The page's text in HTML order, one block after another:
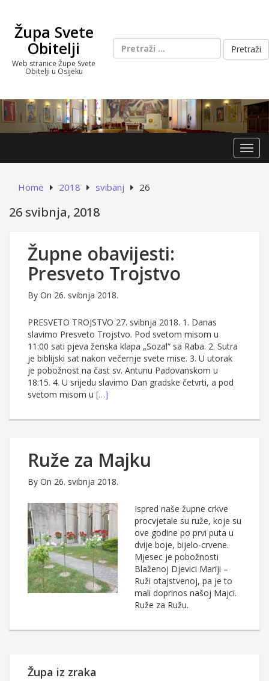
contentŽupa Svete
Obitelji
Web stranice Župe Svete
Obitelji u Osijeku
Pretraži:
Home 2018 svibanj 26
26 svibnja, 2018
Župne obavijesti:
Presveto Trojstvo
By On 26. svibnja 2018.
PRESVETO TROJSTVO 27. svibnja 2018. 1. Danas
slavimo Presveto Trojstvo. Pod svetom misom u
11:00 sati pjeva ženska klapa „Sozal“ sa Raba. 2. Sutra
je biblijski sat nakon večernje svete mise. 3. U utorak
je pobožnost na čast sv. Antunu Padovanskom u
18:15. 4. U srijedu slavimo Dan gradske četvrti, a pod
svetom misom u […]
Ruže za Majku
By On 26. svibnja 2018.
Ispred naše župne crkve
procvjetale su ruže, koje su
ove godine po prvi puta u
dvije boje, bijelo-crvene.
Mjesec je pobožnosti
Blaženoj Djevici Mariji –
Ruži otajstvenoj, pa je to
mali doprinos našoj Majci.
Ruže za Ružu.
Župa iz zraka